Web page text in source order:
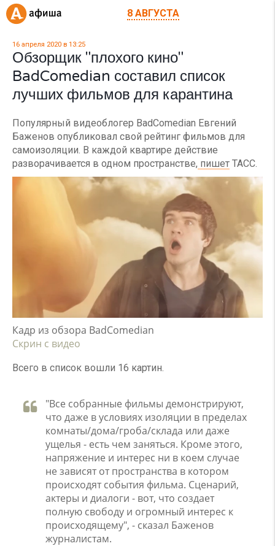
8 АВГУСТА
16 апреля 2020 в 13:25
Обзорщик "плохого кино"
BadComedian составил список
лучших фильмов для карантина
Популярный видеоблогер BadComedian Евгений
Баженов опубликовал свой рейтинг фильмов для
самоизоляции. В каждой квартире действие
разворачивается в одном пространстве, пишет ТАСС.
Кадр из обзора BadComedian
Скрин с видео
Всего в список вошли 16 картин.
"Все собранные фильмы демонстрируют,
что даже в условиях изоляции в пределах
комнаты/дома/гроба/склада или даже
ущелья - есть чем заняться. Кроме этого,
напряжение и интерес ни в коем случае
не зависят от пространства в котором
происходят события фильма. Сценарий,
актеры и диалоги - вот, что создает
полную свободу и огромный интерес к
происходящему", - сказал Баженов
журналистам.